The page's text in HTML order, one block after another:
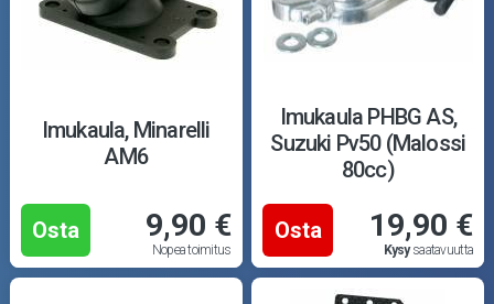
Imukaula, Minarelli
AM6
Osta 9,90 €
Nopea toimitus
Imukaula PHBG AS,
Suzuki Pv50 (Malossi
80cc)
Osta 19,90 €
Kysysaatavuutta